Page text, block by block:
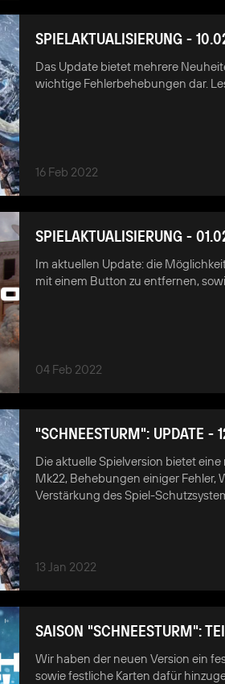
SPIELAKTUALISIERUNG -
Das Update bietet mehrere
wichtige Fehlerbehebungen dar.
16 Feb 2022
SPIELAKTUALISIERUNG -
Im aktuellen Update: die
mit einem Button zu entfernen,
04 Feb 2022
"SCHNEESTURM": UPDATE -
Die aktuelle Spielversion bietet
Mk22, Behebungen einiger Fehler,
Verstärkung des Spiel-
13 Jan 2022
SAISON "SCHNEESTURM":
Wir haben der neuen Version ein
sowie festliche Karten dafür